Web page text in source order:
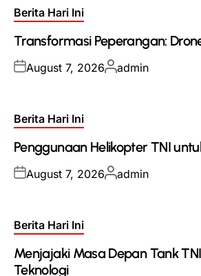
Posted
Berita Hari Ini
Transformasi Peperangan:
Posted
August 7, 2026Posted
admin
Posted
Berita Hari Ini
Penggunaan Helikopter TNI
Posted
August 7, 2026Posted
admin
Posted
Berita Hari Ini
Menjajaki Masa Depan Tank
Teknologi